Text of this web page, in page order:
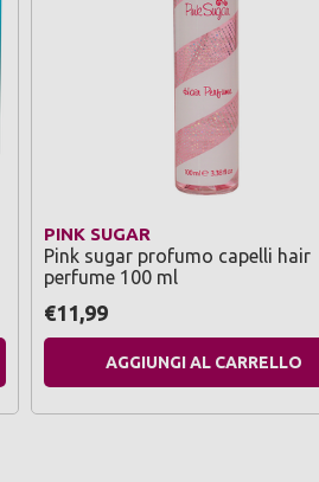
PINK SUGAR
Pink sugar profumo capelli hair
perfume 100 ml
€11,99
AGGIUNGI AL CARRELLO